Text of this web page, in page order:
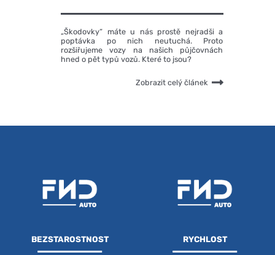
„Škodovky“ máte u nás prostě nejradši a
poptávka po nich neutuchá. Proto
rozšiřujeme vozy na našich půjčovnách
hned o pět typů vozů. Které to jsou?
Zobrazit celý článek
BEZSTAROSTNOST RYCHLOST